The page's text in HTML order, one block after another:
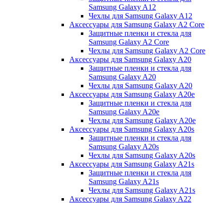
Samsung Galaxy A12
Чехлы для Samsung Galaxy A12
Аксессуары для Samsung Galaxy A2 Core
Защитные пленки и стекла для
Samsung Galaxy A2 Core
Чехлы для Samsung Galaxy A2 Core
Аксессуары для Samsung Galaxy A20
Защитные пленки и стекла для
Samsung Galaxy A20
Чехлы для Samsung Galaxy A20
Аксессуары для Samsung Galaxy A20e
Защитные пленки и стекла для
Samsung Galaxy A20e
Чехлы для Samsung Galaxy A20e
Аксессуары для Samsung Galaxy A20s
Защитные пленки и стекла для
Samsung Galaxy A20s
Чехлы для Samsung Galaxy A20s
Аксессуары для Samsung Galaxy A21s
Защитные пленки и стекла для
Samsung Galaxy A21s
Чехлы для Samsung Galaxy A21s
Аксессуары для Samsung Galaxy A22